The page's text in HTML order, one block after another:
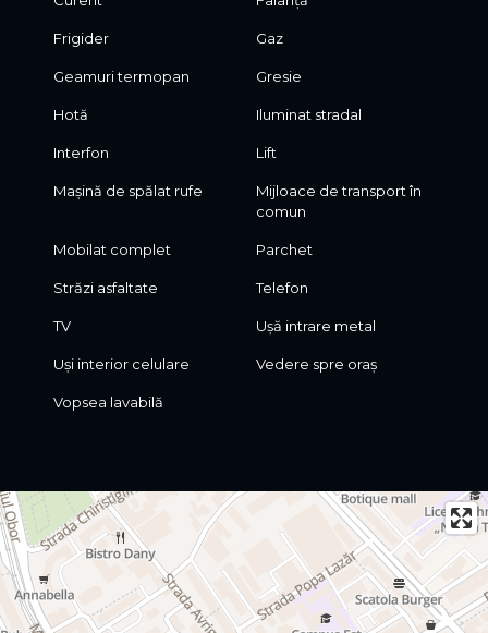
Frigider Gaz
Geamuri termopan Gresie
Hotă Iluminat stradal
Interfon Lift
Mașină de spălat rufe
Mijloace de transport în
comun
Mobilat complet Parchet
Străzi asfaltate Telefon
TV Ușă intrare metal
Uși interior celulare Vedere spre oraș
Vopsea lavabilă